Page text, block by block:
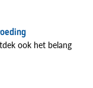
ook het belang